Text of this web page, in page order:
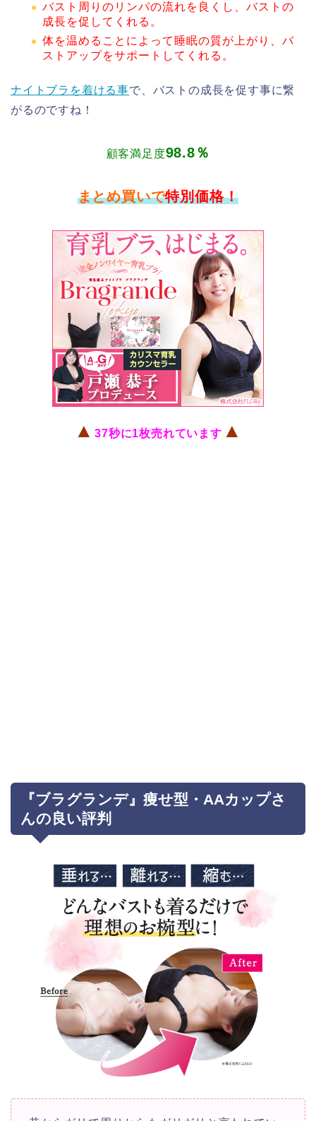
バスト周りのリンパの流れを良くし、バストの
成長を促してくれる。
体を温めることによって睡眠の質が上がり、バ
ストアップをサポートしてくれる。
ナイトブラを着ける事で、 バストの成長を促す事に繋
がるのですね！
顧客満足度98.8％
まとめ買いで特別価格！
▲37秒に1枚売れています ▲
『ブラグランデ』痩せ型・AAカップさ
んの良い評判